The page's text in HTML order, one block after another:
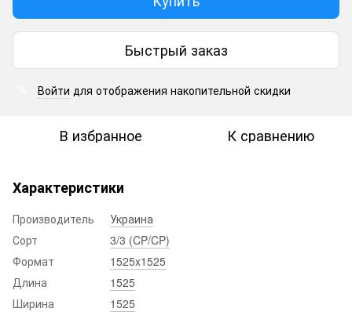
Быстрый заказ
Войти для отображения накопительной скидки
В избранное К сравнению
Характеристики
Производитель
Украина
Сорт
3/3 (CP/CP)
Формат
1525x1525
Длина
1525
Ширина
1525